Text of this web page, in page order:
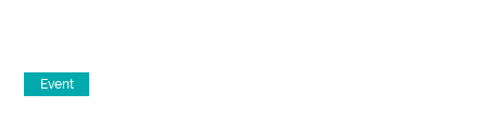
Event